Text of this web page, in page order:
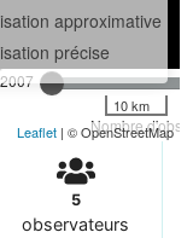
2007
Nombre
approximative
précise
10 km
Leaflet | © OpenStreetMap
5
observateurs